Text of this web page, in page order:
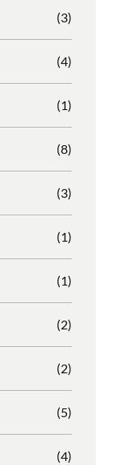
(3)
(4)
(1)
(8)
(3)
(1)
(1)
(2)
(2)
(5)
(4)